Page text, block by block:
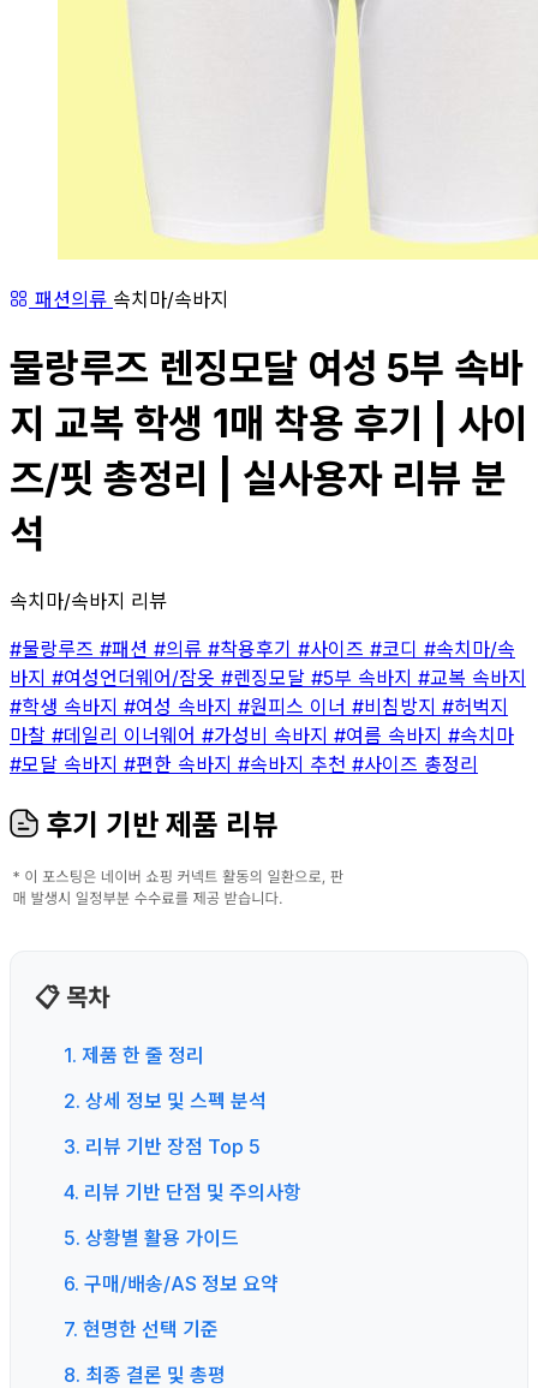
패션의류 속치마/속바지
물랑루즈 렌징모달 여성 5부 속바
지 교복 학생 1매 착용 후기 | 사이
즈/핏 총정리 | 실사용자 리뷰 분
석
속치마/속바지 리뷰
#물랑루즈 #패션 #의류 #착용후기 #사이즈 #코디 #속치마/속
바지 #여성언더웨어/잠옷 #렌징모달 #5부 속바지 #교복 속바지
#학생 속바지 #여성 속바지 #원피스 이너 #비침방지 #허벅지
마찰 #데일리 이너웨어 #가성비 속바지 #여름 속바지 #속치마
#모달 속바지 #편한 속바지 #속바지 추천 #사이즈 총정리
후기 기반 제품 리뷰
📋 목차
1. 제품 한 줄 정리
2. 상세 정보 및 스펙 분석
3. 리뷰 기반 장점 Top 5
4. 리뷰 기반 단점 및 주의사항
5. 상황별 활용 가이드
6. 구매/배송/AS 정보 요약
7. 현명한 선택 기준
8. 최종 결론 및 총평